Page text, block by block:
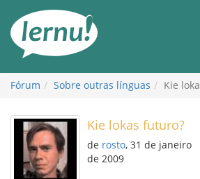
conteúdo
Fórum Sobre outras línguas Kie
Kie lokas futuro?
de rosto, 31 de janeiro
de 2009